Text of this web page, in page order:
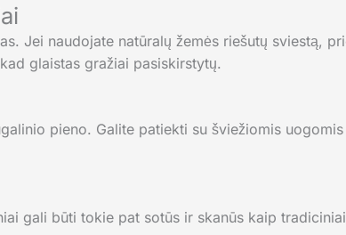
Jei naudojate natūralų žemės riešutų sviestą,
glaistas gražiai pasiskirstytų.
pieno. Galite patiekti su šviežiomis
gali būti tokie pat sotūs ir skanūs kaip